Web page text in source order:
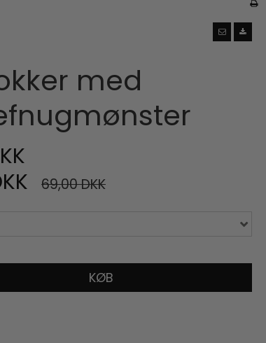
med
69,00 DKK
KØB